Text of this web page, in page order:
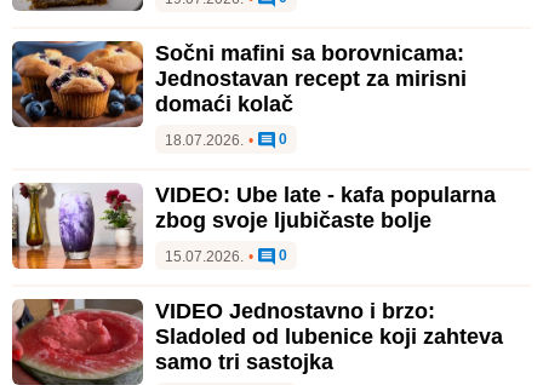
Sočni mafini sa borovnicama:
Jednostavan recept za mirisni
domaći kolač
18.07.2026. • 0
VIDEO: Ube late - kafa popularna
zbog svoje ljubičaste bolje
15.07.2026. • 0
VIDEO Jednostavno i brzo:
Sladoled od lubenice koji zahteva
samo tri sastojka